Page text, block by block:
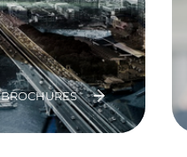
BROCHURES